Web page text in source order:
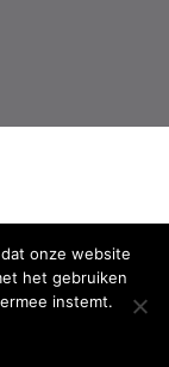
onze website
het gebruiken
instemt.